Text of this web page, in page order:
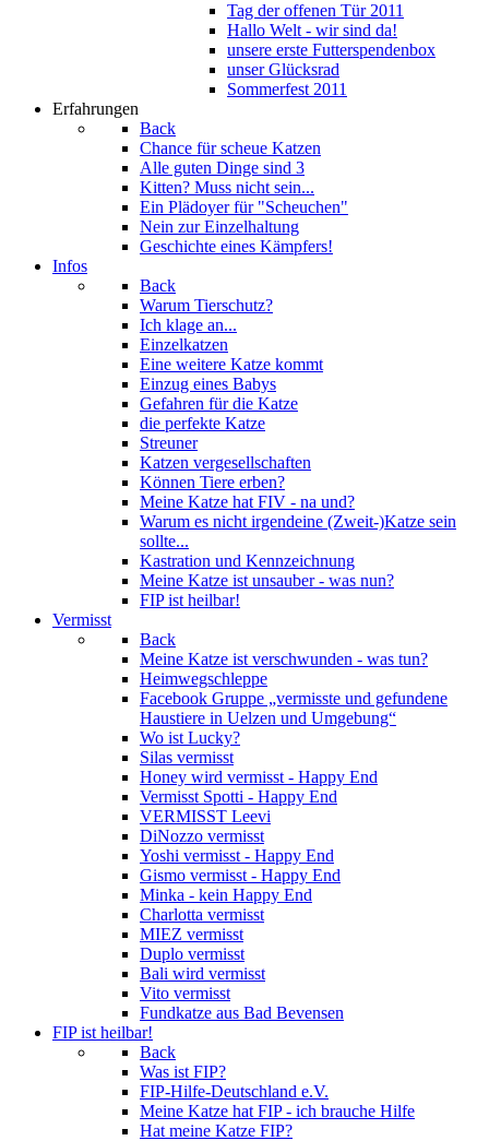
Tag der offenen Tür 2011
Hallo Welt - wir sind da!
unsere erste Futterspendenbox
unser Glücksrad
Sommerfest 2011
Erfahrungen
Back
Chance für scheue Katzen
Alle guten Dinge sind 3
Kitten? Muss nicht sein...
Ein Plädoyer für "Scheuchen"
Nein zur Einzelhaltung
Geschichte eines Kämpfers!
Infos
Back
Warum Tierschutz?
Ich klage an...
Einzelkatzen
Eine weitere Katze kommt
Einzug eines Babys
Gefahren für die Katze
die perfekte Katze
Streuner
Katzen vergesellschaften
Können Tiere erben?
Meine Katze hat FIV - na und?
Warum es nicht irgendeine (Zweit-)Katze sein
sollte...
Kastration und Kennzeichnung
Meine Katze ist unsauber - was nun?
FIP ist heilbar!
Vermisst
Back
Meine Katze ist verschwunden - was tun?
Heimwegschleppe
Facebook Gruppe „vermisste und gefundene
Haustiere in Uelzen und Umgebung“
Wo ist Lucky?
Silas vermisst
Honey wird vermisst - Happy End
Vermisst Spotti - Happy End
VERMISST Leevi
DiNozzo vermisst
Yoshi vermisst - Happy End
Gismo vermisst - Happy End
Minka - kein Happy End
Charlotta vermisst
MIEZ vermisst
Duplo vermisst
Bali wird vermisst
Vito vermisst
Fundkatze aus Bad Bevensen
FIP ist heilbar!
Back
Was ist FIP?
FIP-Hilfe-Deutschland e.V.
Meine Katze hat FIP - ich brauche Hilfe
Hat meine Katze FIP?